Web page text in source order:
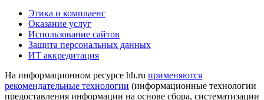
Этика и комплаенс
Оказание услуг
Использование сайтов
Защита персональных данных
ИТ аккредитация
На информационном ресурсе hh.ru применяются
рекомендательные технологии (информационные технологии
предоставления информации на основе сбора, систематизации